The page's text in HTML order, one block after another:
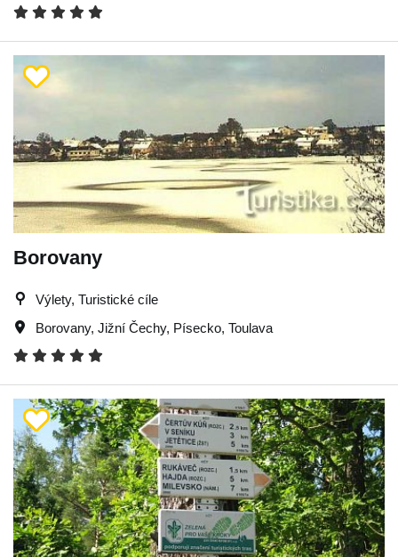
Borovany
Výlety, Turistické cíle
Borovany, Jižní Čechy, Písecko, Toulava